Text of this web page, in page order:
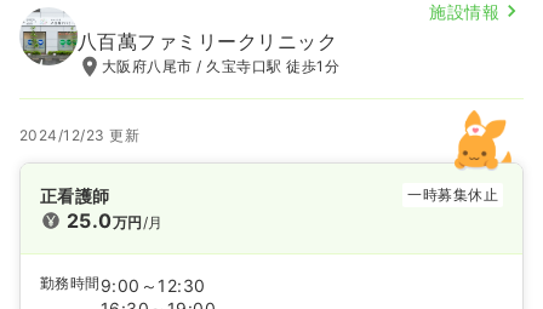
施設情報
八百萬ファミリークリニック
大阪府八尾市 / 久宝寺口駅 徒歩1分
2024/12/23 更新
正看護師 一時募集休止
25.0万円/月
勤務時間 9:00～12:30